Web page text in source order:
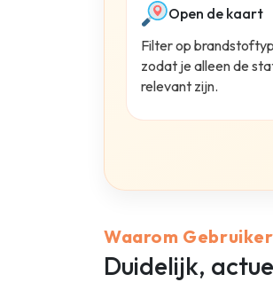
Open de kaart
Filter op
zodat je alleen de
relevant zijn.
Waarom
Duidelijk,